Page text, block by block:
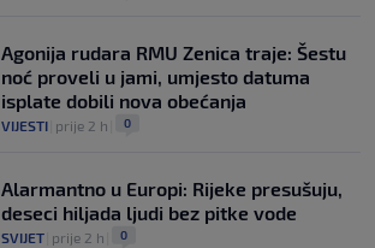
Agonija rudara RMU Zenica traje: Šestu
noć proveli u jami, umjesto datuma
isplate dobili nova obećanja
VIJESTI prije 2 h 0
Alarmantno u Europi: Rijeke presušuju,
deseci hiljada ljudi bez pitke vode
SVIJET prije 2 h 0